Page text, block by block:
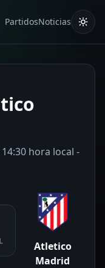
PartidosNoticias
hora local -
Atletico
Madrid